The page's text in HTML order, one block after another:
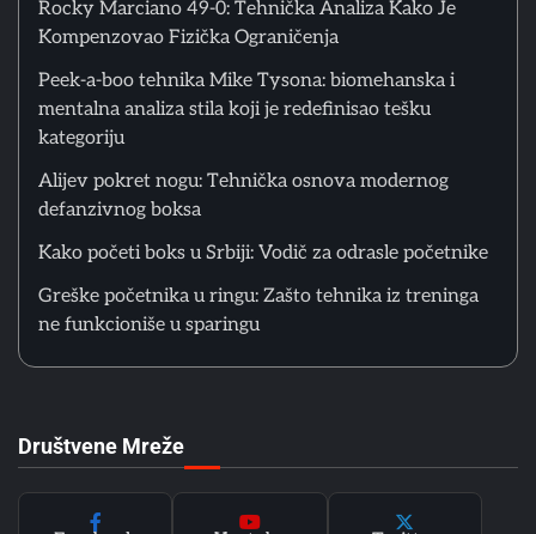
6
Psihološka Priprema Boksera: Vizualizacija, Unutrašnji
Dijalog i Kontrola Pažnje u Treningu
1
Kompenzovao Fizička Ograničenja
3
Alijev pokret nogu: Tehnička osnova modernog
defanzivnog boksa
Rocky Marciano 49-0: Tehnička Analiza Kako Je
Kompenzovao Fizička Ograničenja
Peek-a-boo tehnika Mike Tysona: biomehanska i
mentalna analiza stila koji je redefinisao tešku
kategoriju
Alijev pokret nogu: Tehnička osnova modernog
defanzivnog boksa
Kako početi boks u Srbiji: Vodič za odrasle početnike
Greške početnika u ringu: Zašto tehnika iz treninga
ne funkcioniše u sparingu
Društvene Mreže